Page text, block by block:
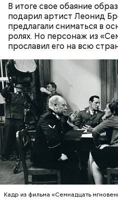
В итоге свое обаяние
подарил артист Леонид
предлагали сниматься в
ролях. Но персонаж из
прославил его на всю
Кадр из фильма «Семнадцать
Как выбрать дыню
Фото: Shutterstock